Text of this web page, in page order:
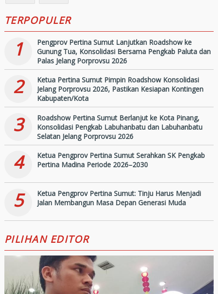
TERPOPULER
1
Pengprov Pertina Sumut Lanjutkan Roadshow ke
Gunung Tua, Konsolidasi Bersama Pengkab Paluta dan
Palas Jelang Porprovsu 2026
2
Ketua Pertina Sumut Pimpin Roadshow Konsolidasi
Jelang Porprovsu 2026, Pastikan Kesiapan Kontingen
Kabupaten/Kota
3
Roadshow Pertina Sumut Berlanjut ke Kota Pinang,
Konsolidasi Pengkab Labuhanbatu dan Labuhanbatu
Selatan Jelang Porprovsu 2026
4
Ketua Pengprov Pertina Sumut Serahkan SK Pengkab
Pertina Madina Periode 2026–2030
5
Ketua Pengprov Pertina Sumut: Tinju Harus Menjadi
Jalan Membangun Masa Depan Generasi Muda
PILIHAN EDITOR